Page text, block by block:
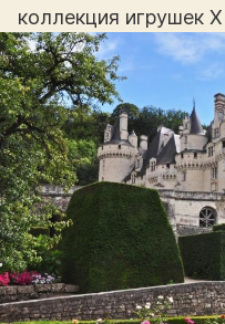
коллекция игрушек